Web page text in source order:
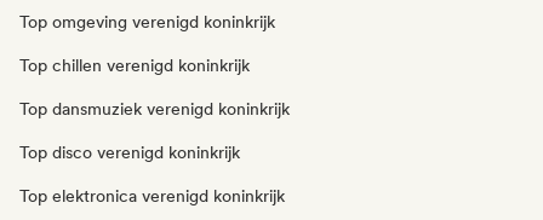
Top omgeving verenigd koninkrijk
Top chillen verenigd koninkrijk
Top dansmuziek verenigd koninkrijk
Top disco verenigd koninkrijk
Top elektronica verenigd koninkrijk